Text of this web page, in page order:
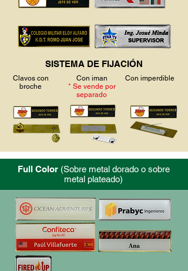
SISTEMA DE FIJACIÓN
Clavos con
broche
Con iman
* Se vende por
separado
Con imperdible
Full Color (Sobre metal dorado o sobre
metal plateado)